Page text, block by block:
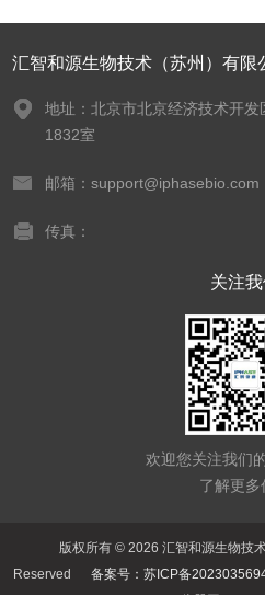
汇智和源生物技术（苏州）有限
地址：北京市北京经济技术开
1832室
邮箱：support@iphasebio.com
传真：
关注
欢迎您关注我们
了解更多
版权所有 © 2026 汇智和源生物技
Reserved 备案号：苏ICP备